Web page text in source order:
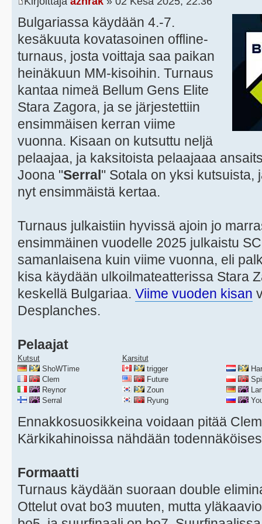
Bulgariassa käydään 4.-7.
kesäkuuta kovatasoinen offline-
turnaus, josta voittaja saa paikan
heinäkuun MM-kisoihin. Turnaus
kantaa nimeä Bellum Gens Elite
Stara Zagora, ja se järjestettiin
ensimmäisen kerran viime
vuonna. Kisaan on kutsuttu neljä
pelaajaa, ja kaksitoista pelaajaaa
Joona "Serral" Sotala on yksi kutsuista,
nyt ensimmäistä kertaa.
Turnaus julkaistiin hyvissä ajoin jo
ensimmäinen vuodelle 2025 julkaistu
samanlaisena kuin viime vuonna, eli
kisa käydään ulkoilmateatterissa Stara
keskellä Bulgariaa. Viime vuoden kisan
Desplanches.
Pelaajat
Kutsut
ShoWTime
Clem
Reynor
Serral
Karsitut
trigger
Future
Zoun
Ryung
Ennakkosuosikkeina voidaan pitää
Kärkikahinoissa nähdään
Formaatti
Turnaus käydään suoraan double
Ottelut ovat bo3 muuten, mutta